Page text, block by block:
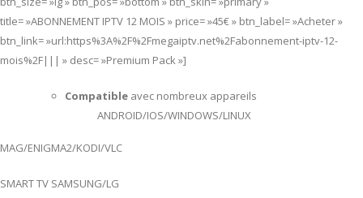
title= »ABONNEMENT IPTV 12 MOIS » price= »45€ » btn_label= »Acheter »
btn_link= »url:https%3A%2F%2Fmegaiptv.net%2Fabonnement-iptv-12-
mois%2F||| » desc= »Premium Pack »]
Compatible avec nombreux appareils
ANDROID/IOS/WINDOWS/LINUX
MAG/ENIGMA2/KODI/VLC
SMART TV SAMSUNG/LG